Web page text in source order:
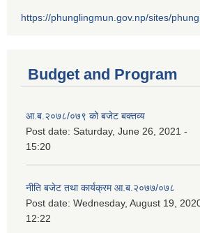
https://phunglingmun.gov.np/sites/
Budget and Program
आ.ब.२०७८/०७९ को बजेट बक्तव्य
Post date: Saturday, June 26, 2021 -
15:20
नीति बजेट तथा कार्यक्रम आ.ब.२०७७/०७८
Post date: Wednesday, August 19,
12:22